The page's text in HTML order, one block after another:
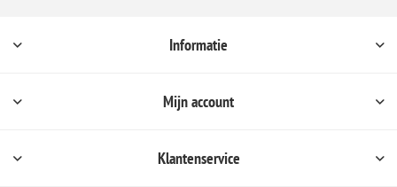
Informatie
Mijn account
Klantenservice